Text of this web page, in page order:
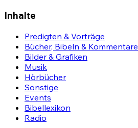
Inhalte
Predigten & Vorträge
Bücher, Bibeln & Kommentare
Bilder & Grafiken
Musik
Hörbücher
Sonstige
Events
Bibellexikon
Radio